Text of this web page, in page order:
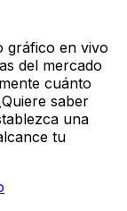
gráfico en vivo
del mercado
cuánto
saber
una
tu